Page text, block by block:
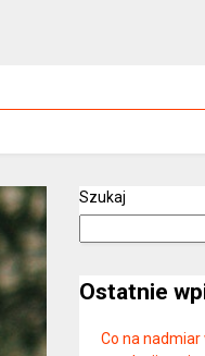
Szukaj
Ostatnie
Co na